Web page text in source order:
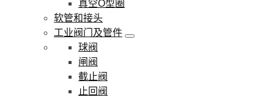
真空O型圈
软管和接头
工业阀门及管件
球阀
闸阀
截止阀
止回阀